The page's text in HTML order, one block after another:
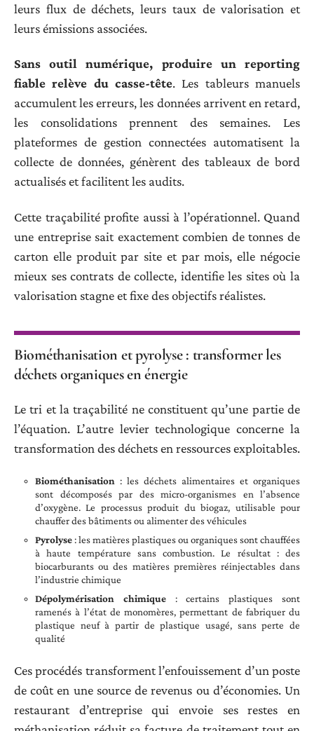
leurs flux de déchets, leurs taux de valorisation et
leurs émissions associées.
Sans outil numérique, produire un reporting
fiable relève du casse-tête. Les tableurs manuels
accumulent les erreurs, les données arrivent en retard,
les consolidations prennent des semaines. Les
plateformes de gestion connectées automatisent la
collecte de données, génèrent des tableaux de bord
actualisés et facilitent les audits.
Cette traçabilité profite aussi à l’opérationnel. Quand
une entreprise sait exactement combien de tonnes de
carton elle produit par site et par mois, elle négocie
mieux ses contrats de collecte, identifie les sites où la
valorisation stagne et fixe des objectifs réalistes.
Biométhanisation et pyrolyse : transformer les
déchets organiques en énergie
Le tri et la traçabilité ne constituent qu’une partie de
l’équation. L’autre levier technologique concerne la
transformation des déchets en ressources exploitables.
Biométhanisation : les déchets alimentaires et organiques
sont décomposés par des micro-organismes en l’absence
d’oxygène. Le processus produit du biogaz, utilisable pour
chauffer des bâtiments ou alimenter des véhicules
Pyrolyse: les matières plastiques ou organiques sont chauffées
à haute température sans combustion. Le résultat : des
biocarburants ou des matières premières réinjectables dans
l’industrie chimique
Dépolymérisation chimique: certains plastiques sont
ramenés à l’état de monomères, permettant de fabriquer du
plastique neuf à partir de plastique usagé, sans perte de
qualité
Ces procédés transforment l’enfouissement d’un poste
de coût en une source de revenus ou d’économies. Un
restaurant d’entreprise qui envoie ses restes en